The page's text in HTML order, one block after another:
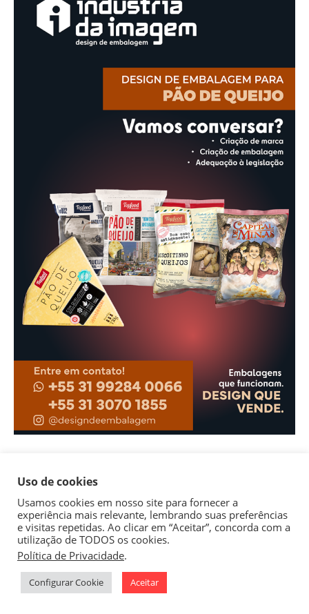
Uso de cookies
Usamos cookies em nosso site para fornecer a
experiência mais relevante, lembrando suas preferências
e visitas repetidas. Ao clicar em “Aceitar”, concorda com a
utilização de TODOS os cookies.
Política de Privacidade.
Configurar Cookie Aceitar